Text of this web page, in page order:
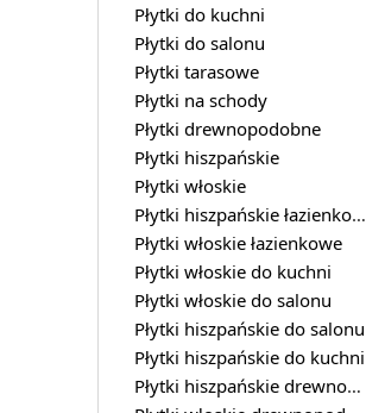
Płytki do kuchni
Płytki do salonu
Płytki tarasowe
Płytki na schody
Płytki drewnopodobne
Płytki hiszpańskie
Płytki włoskie
Płytki hiszpańskie łazienkowe
Płytki włoskie łazienkowe
Płytki włoskie do kuchni
Płytki włoskie do salonu
Płytki hiszpańskie do salonu
Płytki hiszpańskie do kuchni
Płytki hiszpańskie drewnopodobne